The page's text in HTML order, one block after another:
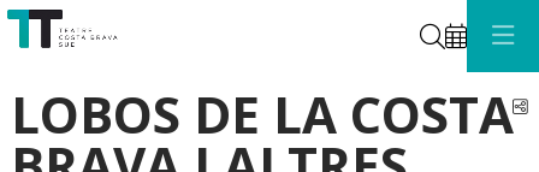
Cerca
LOBOS DE LA COSTA